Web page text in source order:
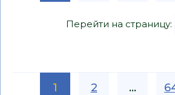
Перейти на страницу:
1 2 ...